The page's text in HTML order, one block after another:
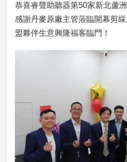
恭喜睿聲助聽器第50家新北蘆
感謝丹麥原廠主管蒞臨開幕剪
盟夥伴生意興隆福客臨門！